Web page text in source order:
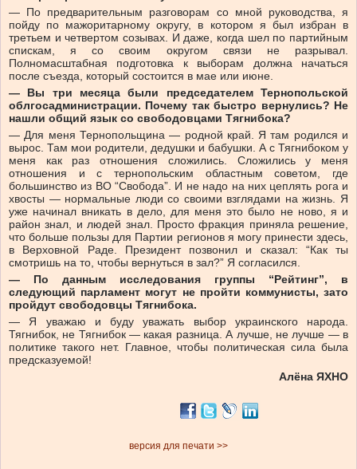
— По предварительным разговорам со мной руководства, я
пойду по мажоритарному округу, в котором я был избран в
третьем и четвертом созывах. И даже, когда шел по партийным
спискам, я со своим округом связи не разрывал.
Полномасштабная подготовка к выборам должна начаться
после съезда, который состоится в мае или июне.
— Вы три месяца были председателем Тернопольской
облгосадминистрации. Почему так быстро вернулись? Не
нашли общий язык со свободовцами Тягнибока?
— Для меня Тернопольщина — родной край. Я там родился и
вырос. Там мои родители, дедушки и бабушки. А с Тягнибоком у
меня как раз отношения сложились. Сложились у меня
отношения и с тернопольским областным советом, где
большинство из ВО “Свобода”. И не надо на них цеплять рога и
хвосты — нормальные люди со своими взглядами на жизнь. Я
уже начинал вникать в дело, для меня это было не ново, я и
район знал, и людей знал. Просто фракция приняла решение,
что больше пользы для Партии регионов я могу принести здесь,
в Верховной Раде. Президент позвонил и сказал: “Как ты
смотришь на то, чтобы вернуться в зал?” Я согласился.
— По данным исследования группы “Рейтинг”, в
следующий парламент могут не пройти коммунисты, зато
пройдут свободовцы Тягнибока.
— Я уважаю и буду уважать выбор украинского народа.
Тягнибок, не Тягнибок — какая разница. А лучше, не лучше — в
политике такого нет. Главное, чтобы политическая сила была
предсказуемой!
Алёна ЯХНО
версия для печати >>